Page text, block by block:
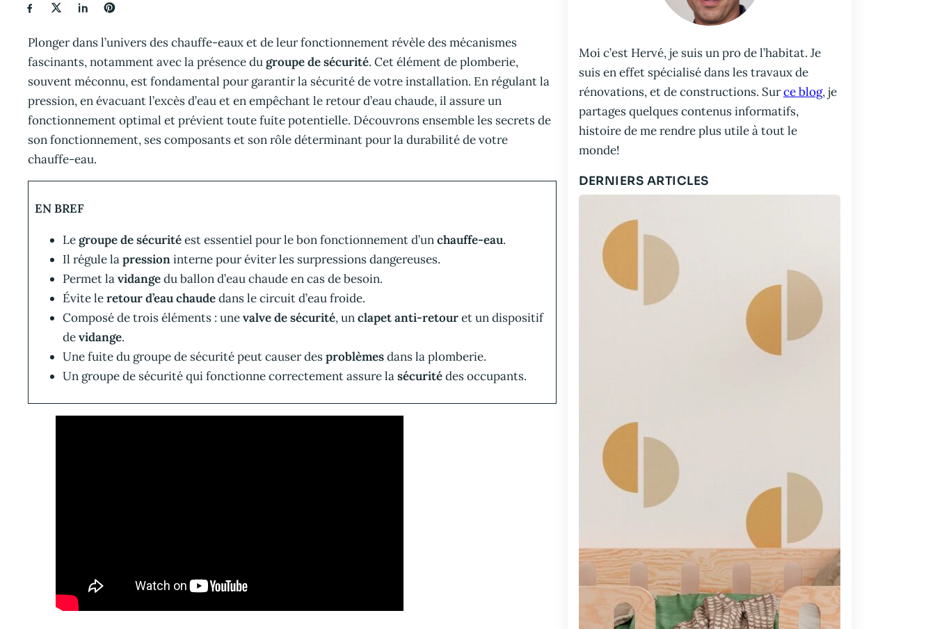
Plonger dans l’univers des chauffe-eaux et de leur fonctionnement révèle des mécanismes
fascinants, notamment avec la présence dugroupe de sécurité. Cet élément de plomberie,
souvent méconnu, est fondamental pour garantir la sécurité de votre installation. En régulant la
pression, en évacuant l’excès d’eau et en empêchant le retour d’eau chaude, il assure un
fonctionnement optimal et prévient toute fuite potentielle. Découvrons ensemble les secrets de
son fonctionnement, ses composants et son rôle déterminant pour la durabilité de votre
chauffe-eau.
EN BREF
Legroupe de sécuritéest essentiel pour le bon fonctionnement d’unchauffe-eau.
Il régule lapressioninterne pour éviter les surpressions dangereuses.
Permet lavidangedu ballon d’eau chaude en cas de besoin.
Évite leretour d’eau chaudedans le circuit d’eau froide.
Composé de trois éléments : unevalve de sécurité, unclapet anti-retouret un dispositif
devidange.
Une fuite du groupe de sécurité peut causer desproblèmesdans la plomberie.
Un groupe de sécurité qui fonctionne correctement assure lasécuritédes occupants.
Moi c’est Hervé, je suis un pro de l’habitat. Je
suis en effet spécialisé dans les travaux de
rénovations, et de constructions. Surce blog, je
partages quelques contenus informatifs,
histoire de me rendre plus utile à tout le
monde!
DERNIERS ARTICLES